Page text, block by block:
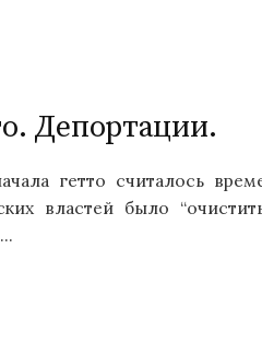
Депортации.
гетто считалось
властей было